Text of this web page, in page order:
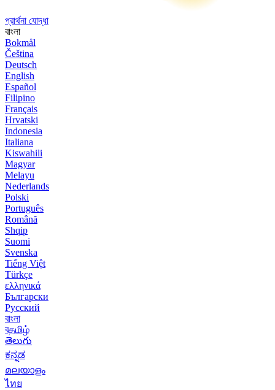
প্রার্থনা যোদ্ধা
বাংলা
Bokmål
Čeština
Deutsch
English
Español
Filipino
Français
Hrvatski
Indonesia
Italiana
Kiswahili
Magyar
Melayu
Nederlands
Polski
Português
Română
Shqip
Suomi
Svenska
Tiếng Việt
Türkçe
ελληνικά
Български
Русский
বাংলা
বதமிழ்
తెలుగు
ಕನ್ನಡ
മലയാളം
ไทย